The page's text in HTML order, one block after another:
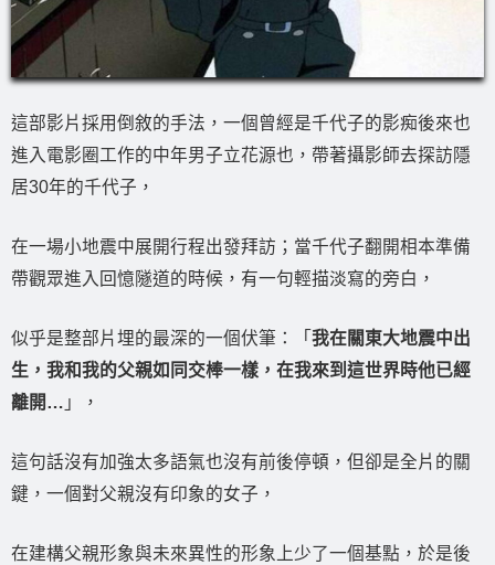
這部影片採用倒敘的手法，一個曾經是千代子的影痴後來也
進入電影圈工作的中年男子立花源也，帶著攝影師去探訪隱
居30年的千代子，
在一場小地震中展開行程出發拜訪；當千代子翻開相本準備
帶觀眾進入回憶隧道的時候，有一句輕描淡寫的旁白，
似乎是整部片埋的最深的一個伏筆：「 我在關東大地震中出
生，我和我的父親如同交棒一樣，在我來到這世界時他已經
離開… 」，
這句話沒有加強太多語氣也沒有前後停頓，但卻是全片的關
鍵，一個對父親沒有印象的女子，
在建構父親形象與未來異性的形象上少了一個基點，於是後